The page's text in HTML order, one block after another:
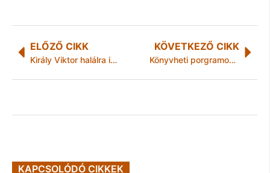
ELŐZŐ CIKK
Király Viktor halálra izgulja magát
KÖVETKEZŐ CIKK
Könyvheti porgramok a II.Rákóczi ferenc könyvtárban
KAPCSOLÓDÓ CIKKEK